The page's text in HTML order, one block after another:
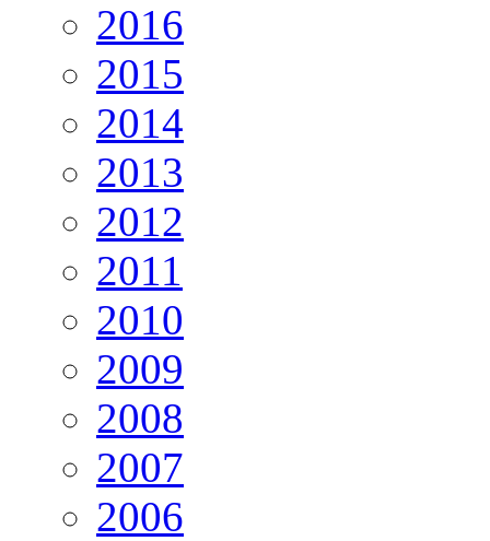
2016
2015
2014
2013
2012
2011
2010
2009
2008
2007
2006